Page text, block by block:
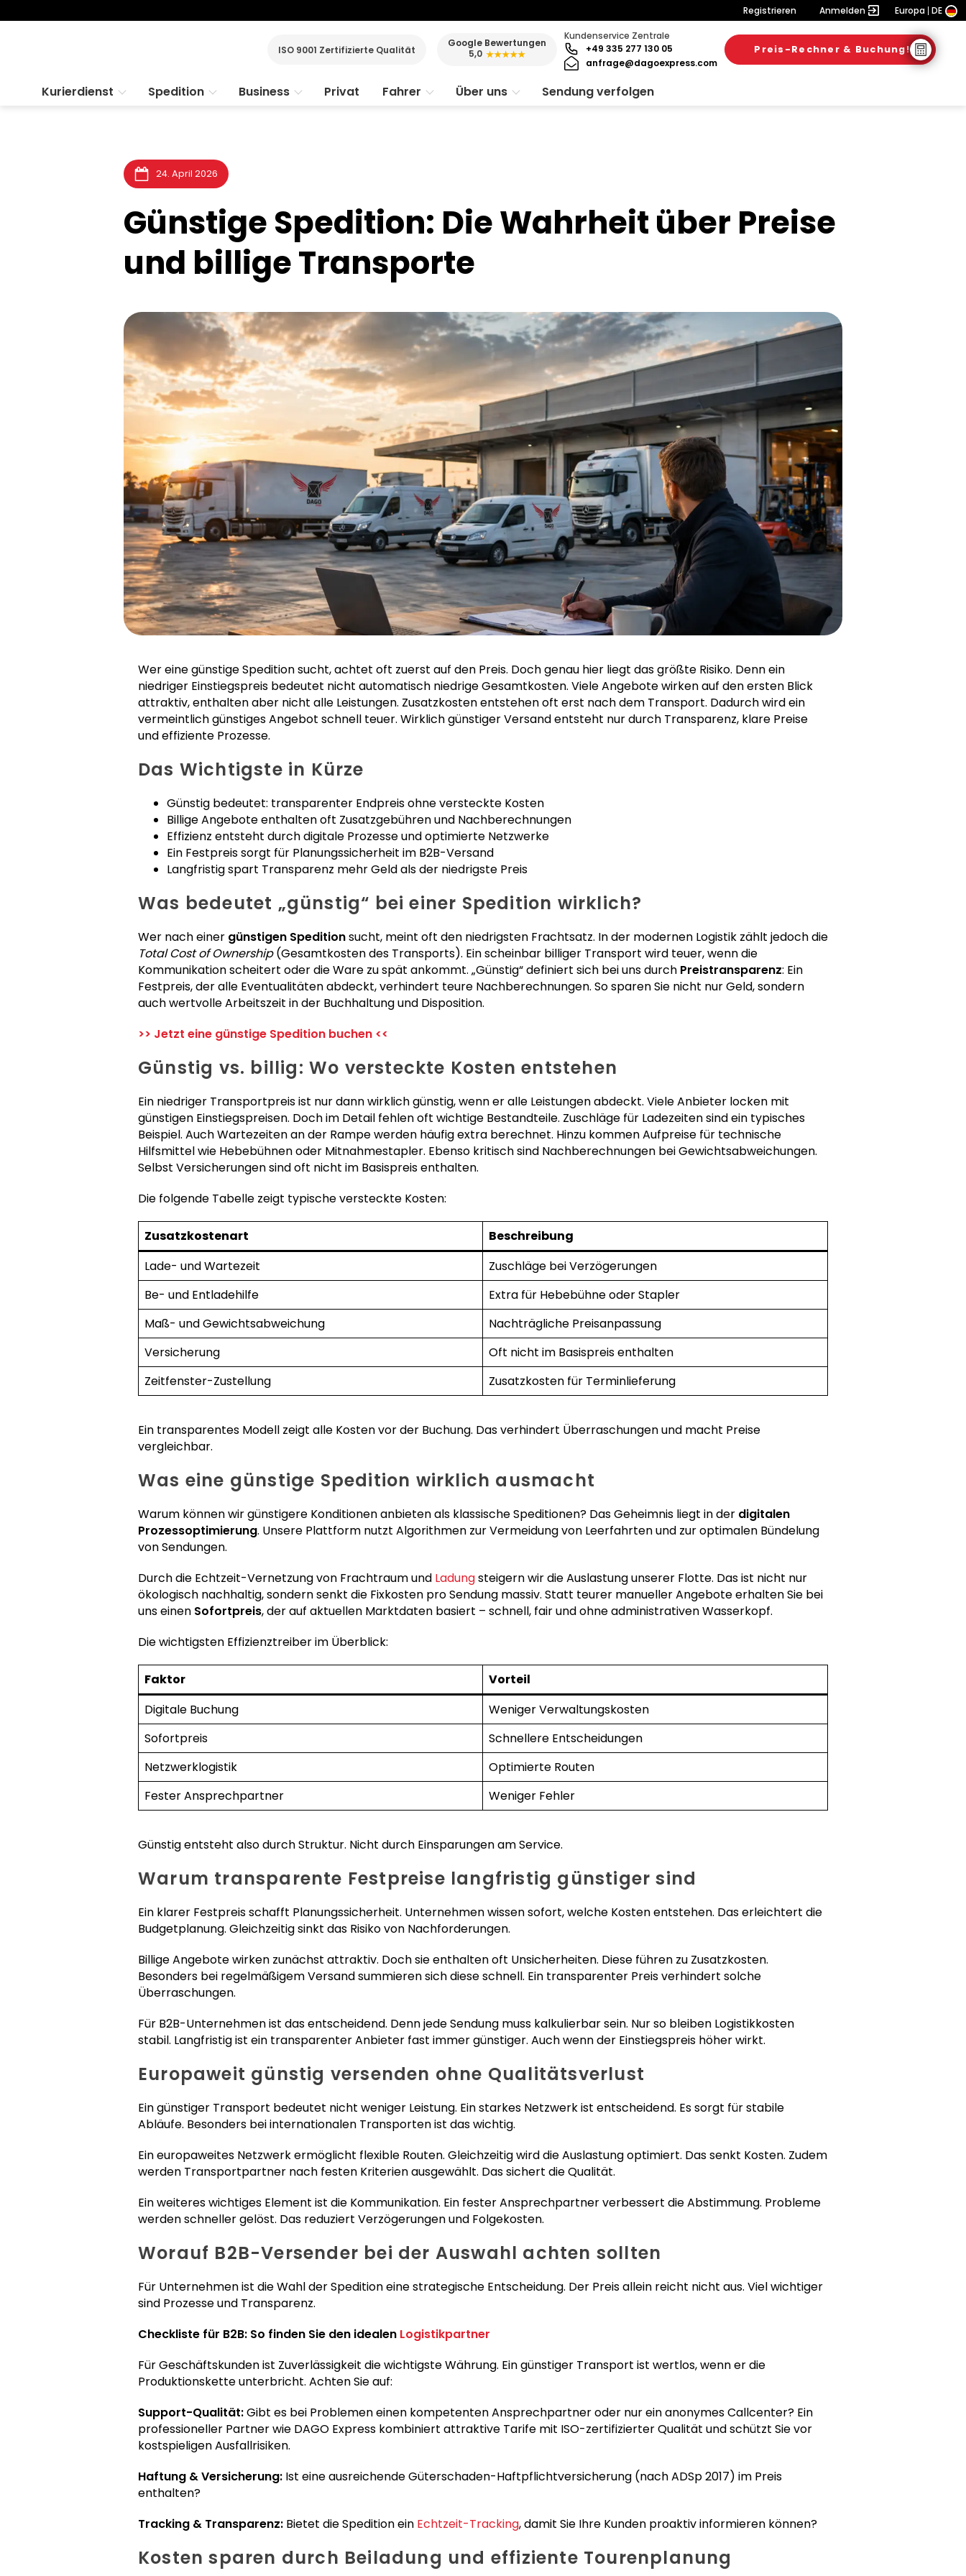
Registrieren Anmelden Europa DE
ISO 9001 Zertifizierte Qualität
Google Bewertungen
5,0 ★★★★★
Kundenservice Zentrale
+49 335 277 130 05
anfrage@dagoexpress.com
Preis-Rechner & Buchung!
Kurierdienst Spedition Business Privat Fahrer Über uns Sendung verfolgen
24. April 2026
Günstige Spedition: Die Wahrheit über Preise
und billige Transporte
Wer eine günstige Spedition sucht, achtet oft zuerst auf den Preis. Doch genau hier liegt das größte Risiko. Denn ein
niedriger Einstiegspreis bedeutet nicht automatisch niedrige Gesamtkosten. Viele Angebote wirken auf den ersten Blick
attraktiv, enthalten aber nicht alle Leistungen. Zusatzkosten entstehen oft erst nach dem Transport. Dadurch wird ein
vermeintlich günstiges Angebot schnell teuer. Wirklich günstiger Versand entsteht nur durch Transparenz, klare Preise
und effiziente Prozesse.
Das Wichtigste in Kürze
Günstig bedeutet: transparenter Endpreis ohne versteckte Kosten
Billige Angebote enthalten oft Zusatzgebühren und Nachberechnungen
Effizienz entsteht durch digitale Prozesse und optimierte Netzwerke
Ein Festpreis sorgt für Planungssicherheit im B2B-Versand
Langfristig spart Transparenz mehr Geld als der niedrigste Preis
Was bedeutet „günstig“ bei einer Spedition wirklich?
Wer nach einer günstigen Speditionsucht, meint oft den niedrigsten Frachtsatz. In der modernen Logistik zählt jedoch die
Total Cost of Ownership(Gesamtkosten des Transports). Ein scheinbar billiger Transport wird teuer, wenn die
Kommunikation scheitert oder die Ware zu spät ankommt. „Günstig“ definiert sich bei uns durch Preistransparenz: Ein
Festpreis, der alle Eventualitäten abdeckt, verhindert teure Nachberechnungen. So sparen Sie nicht nur Geld, sondern
auch wertvolle Arbeitszeit in der Buchhaltung und Disposition.
>> Jetzt eine günstige Spedition buchen <<
Günstig vs. billig: Wo versteckte Kosten entstehen
Ein niedriger Transportpreis ist nur dann wirklich günstig, wenn er alle Leistungen abdeckt. Viele Anbieter locken mit
günstigen Einstiegspreisen. Doch im Detail fehlen oft wichtige Bestandteile. Zuschläge für Ladezeiten sind ein typisches
Beispiel. Auch Wartezeiten an der Rampe werden häufig extra berechnet. Hinzu kommen Aufpreise für technische
Hilfsmittel wie Hebebühnen oder Mitnahmestapler. Ebenso kritisch sind Nachberechnungen bei Gewichtsabweichungen.
Selbst Versicherungen sind oft nicht im Basispreis enthalten.
Die folgende Tabelle zeigt typische versteckte Kosten:
Zusatzkostenart
Beschreibung
Lade- und Wartezeit
Zuschläge bei Verzögerungen
Be- und Entladehilfe
Extra für Hebebühne oder Stapler
Maß- und Gewichtsabweichung
Nachträgliche Preisanpassung
Versicherung
Oft nicht im Basispreis enthalten
Zeitfenster-Zustellung
Zusatzkosten für Terminlieferung
Ein transparentes Modell zeigt alle Kosten vor der Buchung. Das verhindert Überraschungen und macht Preise
vergleichbar.
Was eine günstige Spedition wirklich ausmacht
Warum können wir günstigere Konditionen anbieten als klassische Speditionen? Das Geheimnis liegt in der digitalen
Prozessoptimierung. Unsere Plattform nutzt Algorithmen zur Vermeidung von Leerfahrten und zur optimalen Bündelung
von Sendungen.
Durch die Echtzeit-Vernetzung von Frachtraum und Ladungsteigern wir die Auslastung unserer Flotte. Das ist nicht nur
ökologisch nachhaltig, sondern senkt die Fixkosten pro Sendung massiv. Statt teurer manueller Angebote erhalten Sie bei
uns einen Sofortpreis, der auf aktuellen Marktdaten basiert – schnell, fair und ohne administrativen Wasserkopf.
Die wichtigsten Effizienztreiber im Überblick:
Faktor
Vorteil
Digitale Buchung
Weniger Verwaltungskosten
Sofortpreis
Schnellere Entscheidungen
Netzwerklogistik
Optimierte Routen
Fester Ansprechpartner
Weniger Fehler
Günstig entsteht also durch Struktur. Nicht durch Einsparungen am Service.
Warum transparente Festpreise langfristig günstiger sind
Ein klarer Festpreis schafft Planungssicherheit. Unternehmen wissen sofort, welche Kosten entstehen. Das erleichtert die
Budgetplanung. Gleichzeitig sinkt das Risiko von Nachforderungen.
Billige Angebote wirken zunächst attraktiv. Doch sie enthalten oft Unsicherheiten. Diese führen zu Zusatzkosten.
Besonders bei regelmäßigem Versand summieren sich diese schnell. Ein transparenter Preis verhindert solche
Überraschungen.
Für B2B-Unternehmen ist das entscheidend. Denn jede Sendung muss kalkulierbar sein. Nur so bleiben Logistikkosten
stabil. Langfristig ist ein transparenter Anbieter fast immer günstiger. Auch wenn der Einstiegspreis höher wirkt.
Europaweit günstig versenden ohne Qualitätsverlust
Ein günstiger Transport bedeutet nicht weniger Leistung. Ein starkes Netzwerk ist entscheidend. Es sorgt für stabile
Abläufe. Besonders bei internationalen Transporten ist das wichtig.
Ein europaweites Netzwerk ermöglicht flexible Routen. Gleichzeitig wird die Auslastung optimiert. Das senkt Kosten. Zudem
werden Transportpartner nach festen Kriterien ausgewählt. Das sichert die Qualität.
Ein weiteres wichtiges Element ist die Kommunikation. Ein fester Ansprechpartner verbessert die Abstimmung. Probleme
werden schneller gelöst. Das reduziert Verzögerungen und Folgekosten.
Worauf B2B-Versender bei der Auswahl achten sollten
Für Unternehmen ist die Wahl der Spedition eine strategische Entscheidung. Der Preis allein reicht nicht aus. Viel wichtiger
sind Prozesse und Transparenz.
Checkliste für B2B: So finden Sie den idealen Logistikpartner
Für Geschäftskunden ist Zuverlässigkeit die wichtigste Währung. Ein günstiger Transport ist wertlos, wenn er die
Produktionskette unterbricht. Achten Sie auf:
Support-Qualität:Gibt es bei Problemen einen kompetenten Ansprechpartner oder nur ein anonymes Callcenter? Ein
professioneller Partner wie DAGO Express kombiniert attraktive Tarife mit ISO-zertifizierter Qualität und schützt Sie vor
kostspieligen Ausfallrisiken.
Haftung & Versicherung: Ist eine ausreichende Güterschaden-Haftpflichtversicherung (nach ADSp 2017) im Preis
enthalten?
Tracking & Transparenz: Bietet die Spedition ein Echtzeit-Tracking, damit Sie Ihre Kunden proaktiv informieren können?
Kosten sparen durch Beiladung und effiziente Tourenplanung
28. Juli 2026
28. Juli 2026
25. Juli 2026